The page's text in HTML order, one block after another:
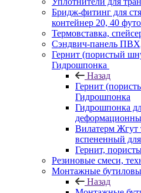
Бридж-фитинг для
контейнер 20, 40
Термовставка,
Сэндвич-панель
Гернит (пористый
Гидрошпонка
Назад
Гернит
Гидрошпонка
Гидрошпонка
Вилатерм Жгут
вспененный
Гернит,
Резиновые смеси,
Монтажные
Назад